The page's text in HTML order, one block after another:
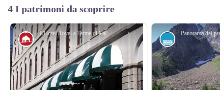
4 I patrimoni da scoprire
L'Hotel Royal a Terme di Valdieri - Roberto Pockaj
Architettura Lago